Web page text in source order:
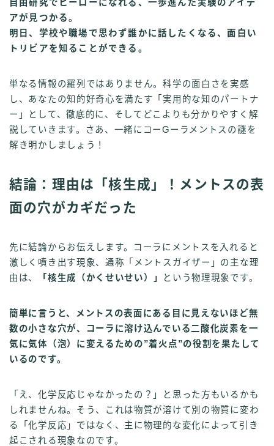
自由研究でヒーローになれる、一歩進んだ実験のアイデ
アが見つかる。
明日、学校や職場で思わず誰かに話したくなる、面白い
トリビアを知ることができる。
単なる情報の羅列ではありません。科学の面白さを実感
し、あなたの知的好奇心を満たす「実用的な知のパートナ
ー」として、徹底的に、そしてどこよりも分かりやすく解
説していきます。さあ、一緒にコーGーラメントスの謎を
解き明かしましょう！
結論：理由は「核生成」！メントスの表
面の穴がカギだった
先に結論からお伝えします。コーラにメントスを入れると
激しく噴き出す現象、通称「メントスガイザー」の主な理
由は、
「核生成（かくせいせい）」 という物理現象です。
簡単に言うと、メントスの表面にある目に見えないほど無
数の小さな穴が、コーラに溶け込んでいる二酸化炭素を一
気に気体（泡）に変えるための”着火点”の役割を果たして
いるのです。
「え、化学反応じゃなかったの？」と思った方もいるかも
しれませんね。そう、これは物質が溶けて別の物質に変わ
る「化学反応」ではなく、主に物理的な変化によって引き
起こされる現象なのです。